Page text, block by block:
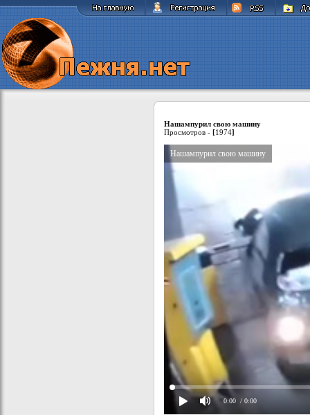
Нашампурил свою машину
Просмотров - [1974]
Нашампурил свою машину
0:00 / 0:00